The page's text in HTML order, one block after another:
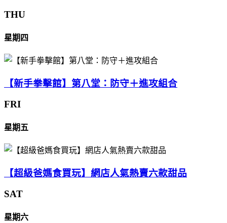
THU
星期四
【新手拳擊館】第八堂：防守＋進攻組合
FRI
星期五
【超級爸媽食買玩】網店人氣熱賣六款甜品
SAT
星期六